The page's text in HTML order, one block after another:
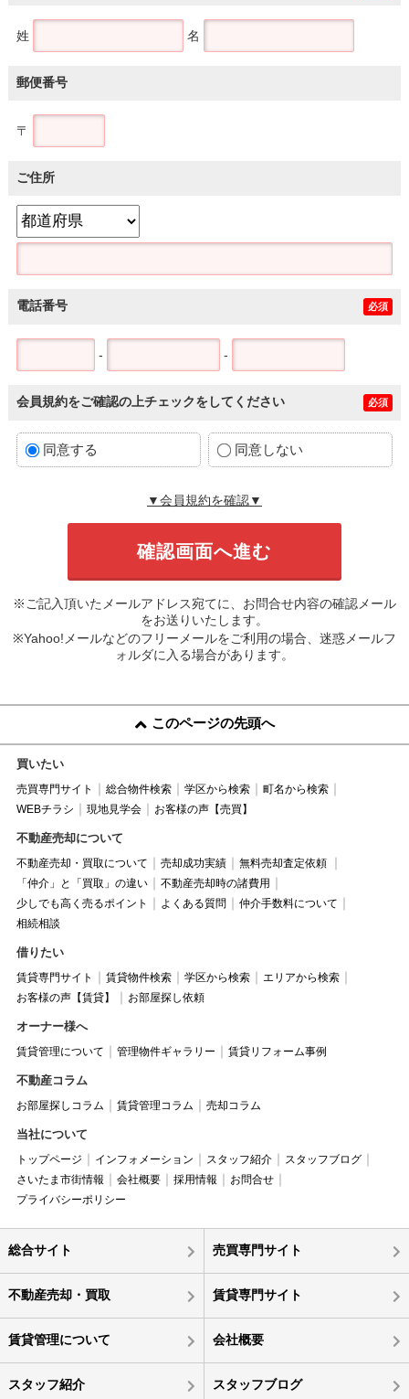
姓 名
郵便番号
〒
ご住所
電話番号 必須
- -
会員規約をご確認の上チェックをしてください 必須
同意する 同意しない
▼会員規約を確認▼
※ご記入頂いたメールアドレス宛てに、お問合せ内容の確認メール
をお送りいたします。
※Yahoo!メールなどのフリーメールをご利用の場合、迷惑メールフ
ォルダに入る場合があります。
このページの先頭へ
買いたい
売買専門サイト 総合物件検索 学区から検索
町名から検索
WEBチラシ
現地見学会 お客様の声【売買】
不動産売却について
不動産売却・買取について 売却成功実績
無料売却査定依頼
「仲介」と「買取」の違い
不動産売却時の諸費用
少しでも高く売るポイント
よくある質問
仲介手数料について
相続相談
借りたい
賃貸専門サイト 賃貸物件検索 学区から検索
エリアから検索
お客様の声【賃貸】
お部屋探し依頼
オーナー様へ
賃貸管理について 管理物件ギャラリー 賃貸リフォーム事例
不動産コラム
お部屋探しコラム 賃貸管理コラム 売却コラム
当社について
トップページ インフォメーション スタッフ紹介
スタッフブログ
さいたま市街情報
会社概要 採用情報
お問合せ
プライバシーポリシー
総合サイト 売買専門サイト
不動産売却・買取 賃貸専門サイト
賃貸管理について 会社概要
スタッフ紹介 スタッフブログ